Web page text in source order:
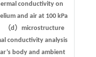
conductivity on
and air at 100 kPa
（d）microstructure
conductivity analysis
body and ambient